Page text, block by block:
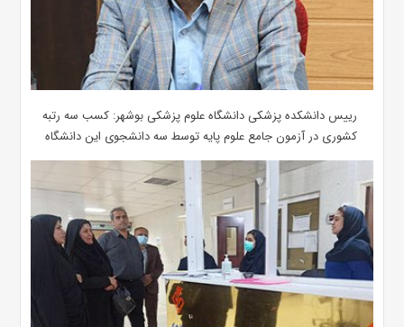
رییس دانشکده پزشکی دانشگاه علوم پزشکی بوشهر: کسب سه رتبه
کشوری در آزمون جامع علوم پایه توسط سه دانشجوی این دانشگاه